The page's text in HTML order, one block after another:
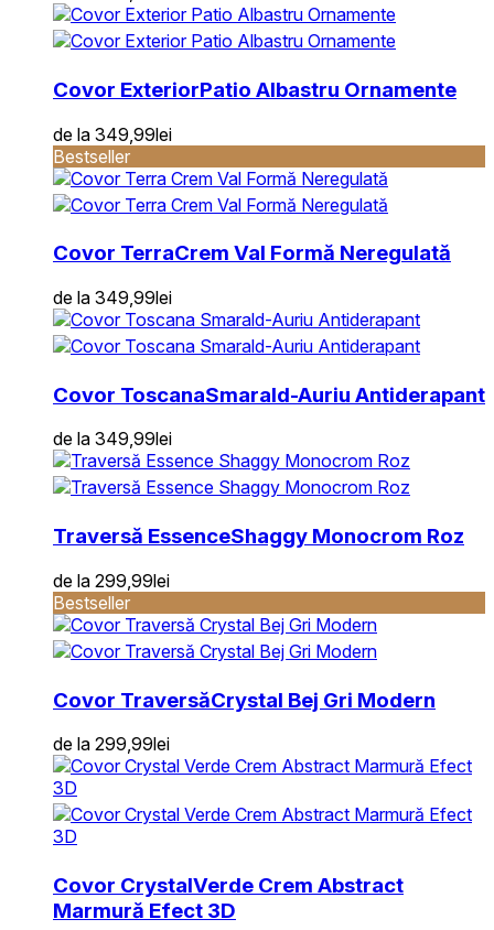
Covor ExteriorPatio Albastru Ornamente
de la 349,99lei
Bestseller
Covor TerraCrem Val Formă Neregulată
de la 349,99lei
Covor ToscanaSmarald-Auriu Antiderapant
de la 349,99lei
Traversă EssenceShaggy Monocrom Roz
de la 299,99lei
Bestseller
Covor TraversăCrystal Bej Gri Modern
de la 299,99lei
Covor CrystalVerde Crem Abstract
Marmură Efect 3D